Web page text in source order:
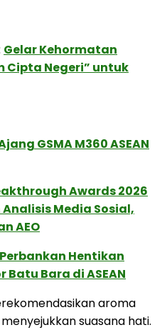
Gelar Kehormatan
Cipta Negeri” untuk
GSMA M360 ASEAN
Awards 2026
Media Sosial,
AEO
Hentikan
Bara di ASEAN
aroma
suasana hati.